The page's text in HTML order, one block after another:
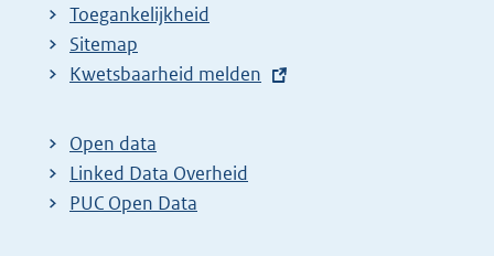
Toegankelijkheid
Sitemap
E
t
e
r
Kwetsbaarheid melden
Open data
Linked Data Overheid
PUC Open Data